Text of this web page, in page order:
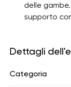
delle
supporto
Dettagli
Categoria